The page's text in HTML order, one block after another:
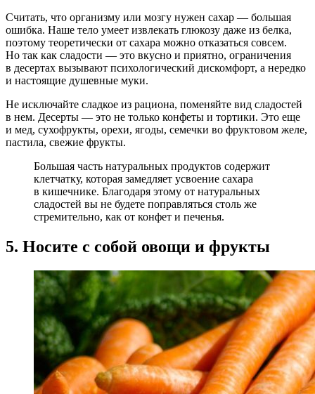
Считать, что организму или мозгу нужен сахар — большая
ошибка. Наше тело умеет извлекать глюкозу даже из белка,
поэтому теоретически от сахара можно отказаться совсем.
Но так как сладости — это вкусно и приятно, ограничения
в десертах вызывают психологический дискомфорт, а нередко
и настоящие душевные муки.
Не исключайте сладкое из рациона, поменяйте вид сладостей
в нем. Десерты — это не только конфеты и тортики. Это еще
и мед, сухофрукты, орехи, ягоды, семечки во фруктовом желе,
пастила, свежие фрукты.
Большая часть натуральных продуктов содержит
клетчатку, которая замедляет усвоение сахара
в кишечнике. Благодаря этому от натуральных
сладостей вы не будете поправляться столь же
стремительно, как от конфет и печенья.
5. Носите с собой овощи и фрукты